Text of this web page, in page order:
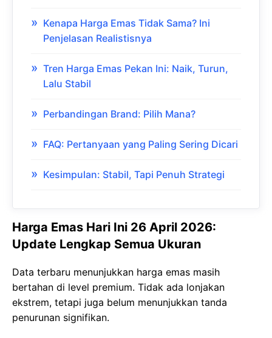
Kenapa Harga Emas Tidak Sama? Ini
Penjelasan Realistisnya
Tren Harga Emas Pekan Ini: Naik, Turun,
Lalu Stabil
Perbandingan Brand: Pilih Mana?
FAQ: Pertanyaan yang Paling Sering Dicari
Kesimpulan: Stabil, Tapi Penuh Strategi
Harga Emas Hari Ini 26 April 2026:
Update Lengkap Semua Ukuran
Data terbaru menunjukkan harga emas masih
bertahan di level premium. Tidak ada lonjakan
ekstrem, tetapi juga belum menunjukkan tanda
penurunan signifikan.